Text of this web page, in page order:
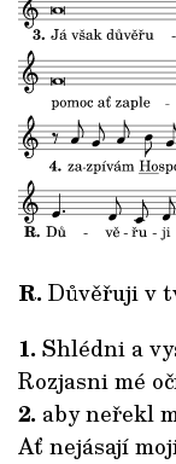
R. Důvěřuji v
1. Shlédni a
Rozjasni mé
2. aby neřekl
Ať nejásají